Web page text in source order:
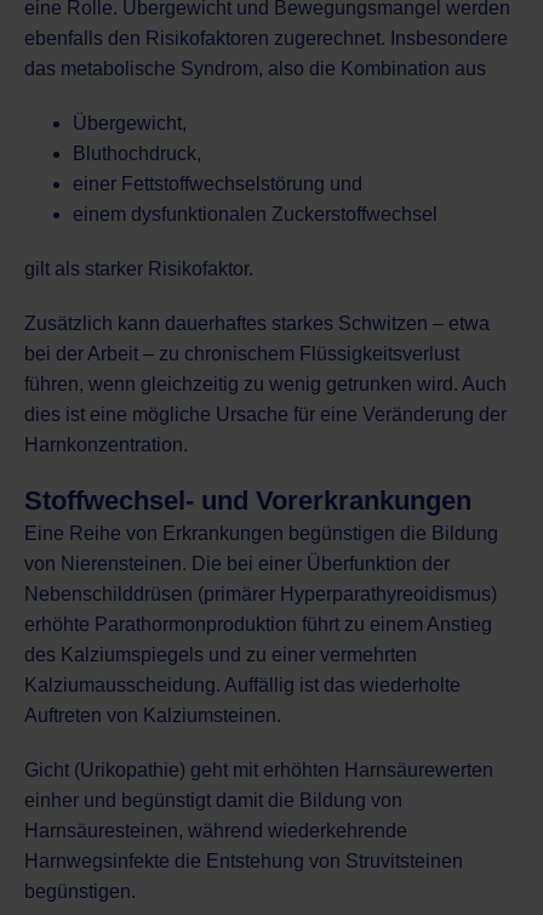
eine Rolle. Übergewicht und Bewegungsmangel werden
ebenfalls den Risikofaktoren zugerechnet. Insbesondere
das metabolische Syndrom, also die Kombination aus
Übergewicht,
Bluthochdruck,
einer Fettstoffwechselstörung und
einem dysfunktionalen Zuckerstoffwechsel
gilt als starker Risikofaktor.
Zusätzlich kann dauerhaftes starkes Schwitzen – etwa
bei der Arbeit – zu chronischem Flüssigkeitsverlust
führen, wenn gleichzeitig zu wenig getrunken wird. Auch
dies ist eine mögliche Ursache für eine Veränderung der
Harnkonzentration.
Stoffwechsel- und Vorerkrankungen
Eine Reihe von Erkrankungen begünstigen die Bildung
von Nierensteinen. Die bei einer Überfunktion der
Nebenschilddrüsen (primärer Hyperparathyreoidismus)
erhöhte Parathormonproduktion führt zu einem Anstieg
des Kalziumspiegels und zu einer vermehrten
Kalziumausscheidung. Auffällig ist das wiederholte
Auftreten von Kalziumsteinen.
Gicht (Urikopathie) geht mit erhöhten Harnsäurewerten
einher und begünstigt damit die Bildung von
Harnsäuresteinen, während wiederkehrende
Harnwegsinfekte die Entstehung von Struvitsteinen
begünstigen.